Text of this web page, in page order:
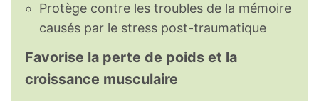
Protège contre les troubles de la mémoire
causés par le stress post-traumatique
Favorise la perte de poids et la
croissance musculaire